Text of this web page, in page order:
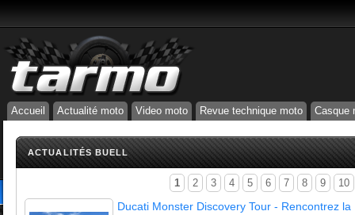
Accueil Actualité moto Video moto Revue technique moto Casque
ACTUALITÉS BUELL
1 2 3 4 5 6 7 8 9 10
Ducati Monster Discovery Tour - Rencontrez